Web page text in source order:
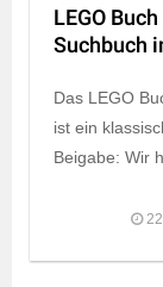
LEGO
Suchbuch
Das LEGO
ist ein
Beigabe: Wir